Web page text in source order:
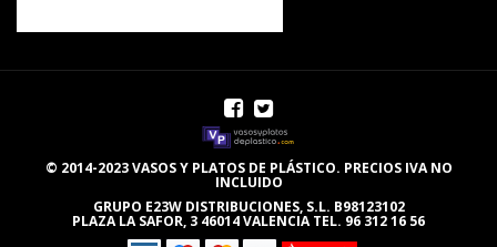
© 2014-2023 VASOS Y PLATOS DE PLÁSTICO. PRECIOS IVA NO
INCLUIDO
GRUPO E23W DISTRIBUCIONES, S.L. B98123102
PLAZA LA SAFOR, 3 46014 VALENCIA TEL. 96 312 16 56